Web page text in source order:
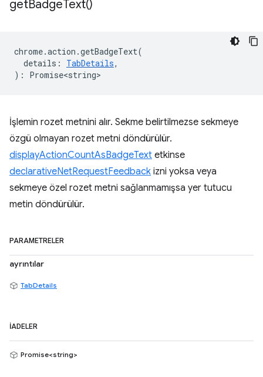
getBadgeText()
chrome.action .getBadgeText(
details : TabDetails,
) : Promise<string>
İşlemin rozet metnini alır. Sekme belirtilmezse sekmeye
özgü olmayan rozet metni döndürülür.
displayActionCountAsBadgeText etkinse
declarativeNetRequestFeedback izni yoksa veya
sekmeye özel rozet metni sağlanmamışsa yer tutucu
metin döndürülür.
PARAMETRELER
ayrıntılar
TabDetails
İADELER
Promise<string>